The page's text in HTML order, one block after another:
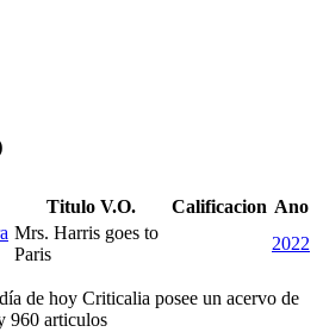
Titulo V.O. Calificacion Ano
Mrs. Harris goes to
Paris
2022
de hoy Criticalia posee un acervo de
960 articulos